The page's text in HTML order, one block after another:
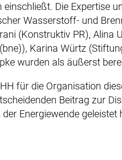
Die Expertise
Wasserstoff- und
(Konstruktiv PR), Alina
Karina Würtz
wurden als äußerst
für die Organisation
Beitrag zur
Energiewende